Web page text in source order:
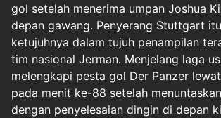
gol setelah menerima umpan Joshua
depan gawang. Penyerang Stuttgart
ketujuhnya dalam tujuh penampilan
tim nasional Jerman. Menjelang laga
melengkapi pesta gol Der Panzer
pada menit ke-88 setelah
dengan penyelesaian dingin di depan